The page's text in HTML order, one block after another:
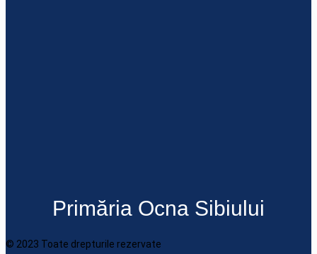
Primăria Ocna Sibiului
© 2023 Toate drepturile rezervate